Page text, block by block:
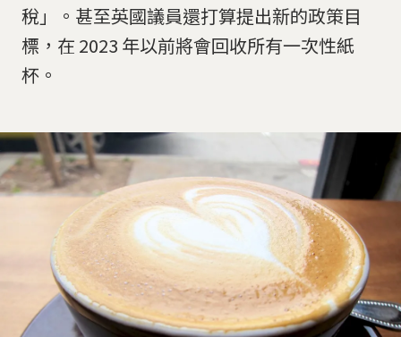
稅」。甚至英國議員還打算提出新的政策目
標，在 2023 年以前將會回收所有一次性紙
杯。